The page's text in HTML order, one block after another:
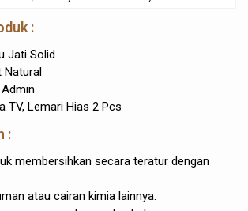
:
Jati Solid
Natural
TV, Lemari Hias 2 Pcs
:
membersihkan secara teratur dengan
atau cairan kimia lainnya.